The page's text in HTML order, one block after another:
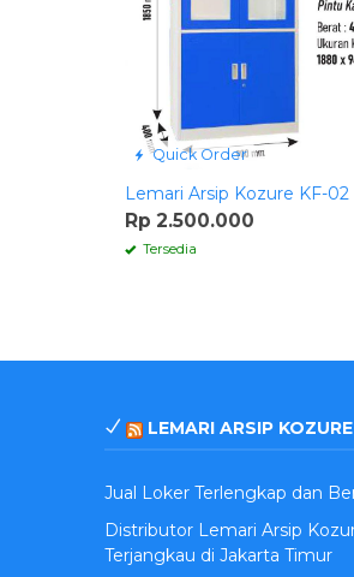
Quick Order
Lemari Arsip Kozure KF-02
Rp 2.500.000
Tersedia
LEMARI ARSIP KOZURE
Jual Loker Terlengkap dan
Distributor Lemari Arsip
Terjangkau di Jakarta Timur